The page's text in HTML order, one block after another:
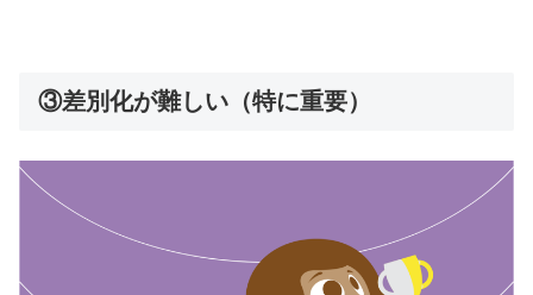
③差別化が難しい（特に重要）